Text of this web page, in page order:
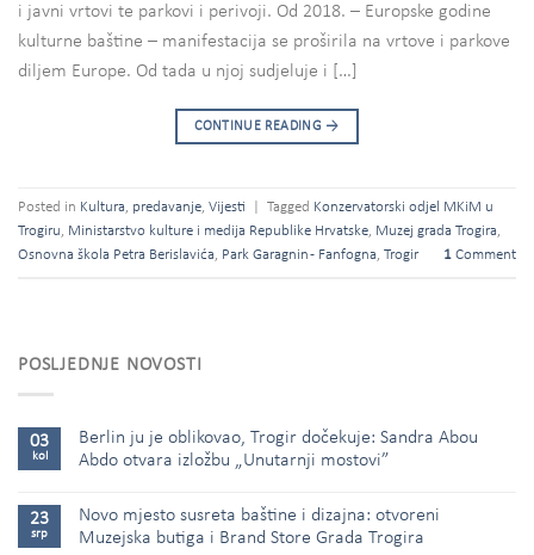
i javni vrtovi te parkovi i perivoji. Od 2018. – Europske godine
kulturne baštine – manifestacija se proširila na vrtove i parkove
diljem Europe. Od tada u njoj sudjeluje i […]
CONTINUE READING →
Posted in Kultura, predavanje, Vijesti Tagged Konzervatorski odjel MKiM u
Trogiru, Ministarstvo kulture i medija Republike Hrvatske, Muzej grada Trogira,
Osnovna škola Petra Berislavića, Park Garagnin - Fanfogna, Trogir 1 Comment
POSLJEDNJE NOVOSTI
03
kol
Berlin ju je oblikovao, Trogir dočekuje: Sandra Abou
Abdo otvara izložbu „Unutarnji mostovi”
23
srp
Novo mjesto susreta baštine i dizajna: otvoreni
Muzejska butiga i Brand Store Grada Trogira